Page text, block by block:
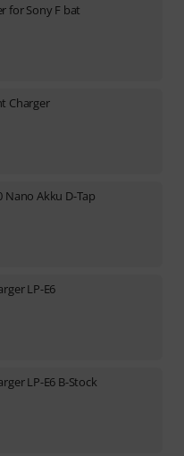
for Sony F bat
Charger
Nano Akku D-Tap
LP-E6
LP-E6 B-Stock